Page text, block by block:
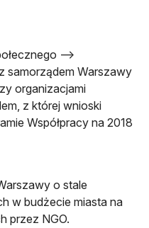
–>
samorządem Warszawy
organizacjami
z której wnioski
Współpracy na 2018
o stale
w budżecie miasta na
przez NGO.